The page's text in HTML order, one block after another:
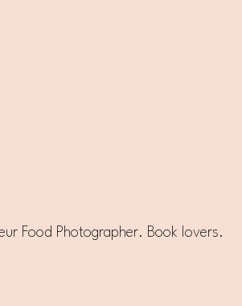
Food Photographer. Book lovers.